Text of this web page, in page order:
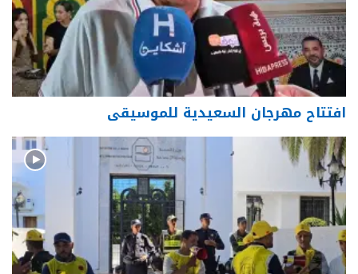
افتتاح مهرجان السعيدية للموسيقى